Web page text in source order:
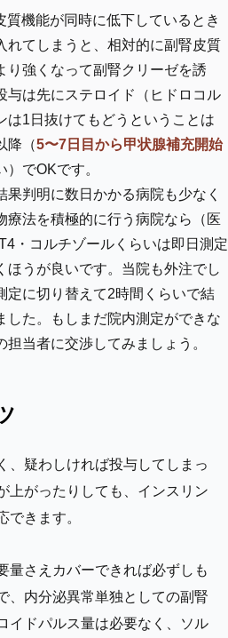
質機能が同時に低下しているとき
れてしまうと、相対的に副腎皮質
り強くなって副腎クリーゼを誘
与は先にステロイド（ヒドロコル
は1日抜けてもどうということは
降（5〜7日目から甲状腺補充開始
でOKです。
果判明に数日かかる病院も少なく
療法を積極的に行う病院なら（医
・コルチゾールくらいは即日測定
ほうが良いです。当院も外注でし
定に切り替えて2時間くらいで結
した。もしまだ院内測定ができな
当者に交渉してみましょう。
、疑わしければ投与してしまっ
上がったりしても、インスリン
できます。
量さえカバーできれば必ずしも
、内分泌異常単独としての副腎
イドパルス量は必要なく、ソル